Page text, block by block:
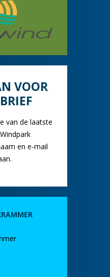
VOOR
van de laatste
en e-mail